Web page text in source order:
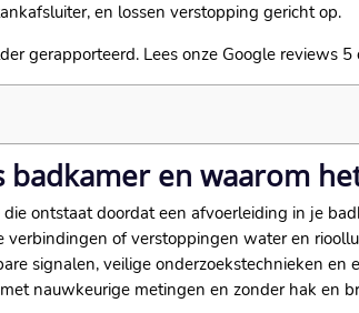
en lossen verstopping gericht op.​
gerapporteerd.​ Lees onze Google reviews 5
badkamer en waarom
ontstaat doordat een afvoerleiding in je
verbindingen of verstoppingen water en
signalen, veilige onderzoekstechnieken
nauwkeurige metingen en zonder hak en